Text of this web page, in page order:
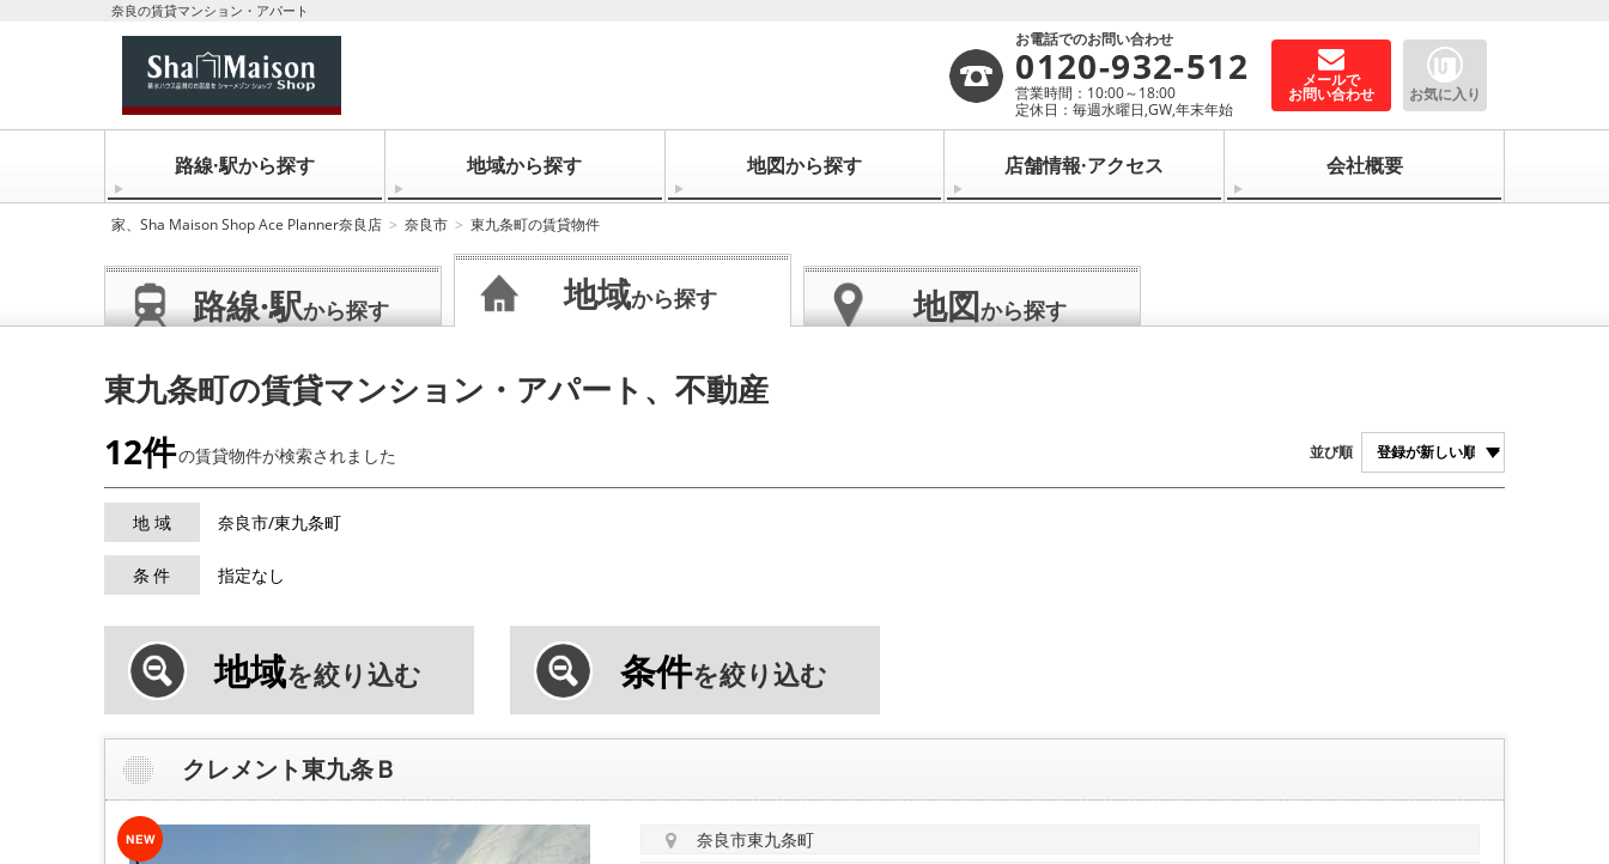
奈良の賃貸マンション・アパート
お電話でのお問い合わせ
0120-932-512
営業時間：10:00～18:00
定休日：毎週水曜日,GW,年末年始
メールで
お問い合わせ お気に入り
路線·駅から探す 地域から探す 地図から探す 店舗情報·アクセス 会社概要
家、Sha Maison Shop Ace Planner奈良店 奈良市 東九条町の賃貸物件
路線·駅から探す 地域から探す 地図から探す
東九条町の賃貸マンション・アパート、不動産
12件の賃貸物件が検索されました 並び順
地 域 奈良市/東九条町
条 件 指定なし
地域を絞り込む 条件を絞り込む
クレメント東九条Ｂ
奈良市東九条町